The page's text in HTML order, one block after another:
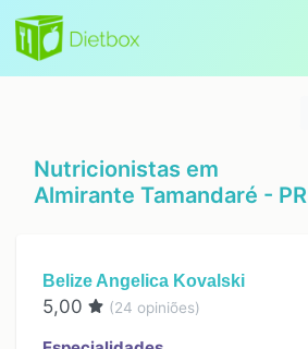
Nutricionistas em
Almirante Tamandaré - PR
Belize Angelica Kovalski
5,00 (24 opiniões)